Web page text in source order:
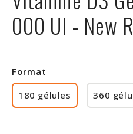
000 UI - New
Format
180 gélules
360